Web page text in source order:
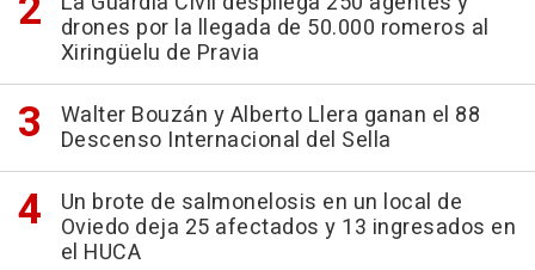
drones por la llegada de 50.000 romeros al
Xiringüelu de Pravia
Walter Bouzán y Alberto Llera ganan el 88
Descenso Internacional del Sella
Un brote de salmonelosis en un local de
Oviedo deja 25 afectados y 13 ingresados en
el HUCA